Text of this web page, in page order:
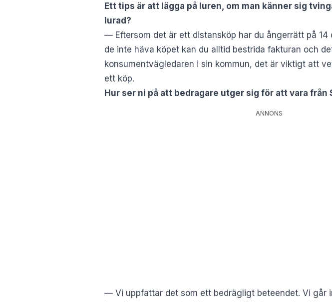
Ett tips är att lägga på luren, om man känner sig
lurad?
— Eftersom det är ett distansköp har du ångerrätt på
de inte häva köpet kan du alltid bestrida fakturan och
konsumentvägledaren i sin kommun, det är viktigt att
ett köp.
Hur ser ni på att bedragare utger sig för att vara
ANNONS
— Vi uppfattar det som ett bedrägligt beteendet. Vi går